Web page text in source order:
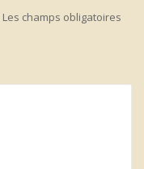
Les champs obligatoires